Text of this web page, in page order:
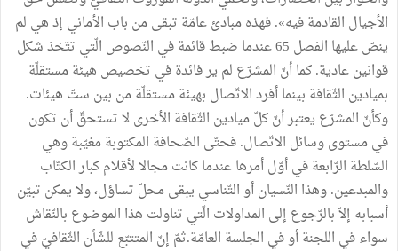
الأجيال القادمةفيه»
.فهذهمبادئعامّة تبقىمن باب الأماني إذهي لم
ينصّعليها الفصل 65عندما ضبطقائمةفي النّصوص الّتي تتّخذشكل
قوانينعادية.كماأنّ المشرّع لم يرفائدةفي تخصيص هيئةمستقلّة
بميادين الثّقافة بينماأفردالاتّصال بهيئةمستقلّةمن بين ستّ هيئات.
وكأنّ المشرّع يعتبرأنّكلّميادين الثّقافة الأخرى لاتستحقّأن تكون
فيمستوىوسائل الاتّصال.فحتّى الصّحافة المكتوبةمغيّبةوهي
السّلطة الرّابعةفيأوّلأمرهاعندماكانتمجالالأقلامكبارالكتّاب
والمبدعين.وهذا النّسيانأوالتّناسي يبقىمحلّ تساؤل،ولايمكن تبيّن
أسبابه إلاّبالرّجوع إلى المداولات الّتي تناولت هذا الموضوع بالنّقاش
سواءفي اللجنةأوفي الجلسة العامّة.ثمّ إنّ المتتبّع للشّأن الثّقافيّفي